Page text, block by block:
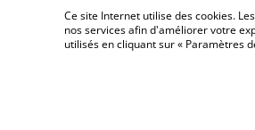
Ce site Internet utilise des cookies.
nos services afin d'améliorer votre
utilisés en cliquant sur « Paramètres